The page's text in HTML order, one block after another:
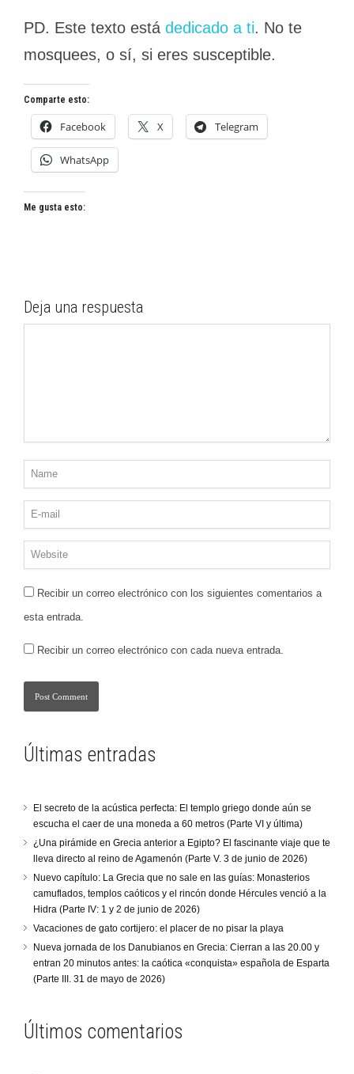
PD. Este texto está dedicado a ti. No te
mosquees, o sí, si eres susceptible.
Comparte esto:
Facebook X Telegram
WhatsApp
Me gusta esto:
Deja una respuesta
Recibir un correo electrónico con los siguientes comentarios a
esta entrada.
Recibir un correo electrónico con cada nueva entrada.
Últimas entradas
El secreto de la acústica perfecta: El templo griego donde aún se
escucha el caer de una moneda a 60 metros (Parte VI y última)
¿Una pirámide en Grecia anterior a Egipto? El fascinante viaje que te
lleva directo al reino de Agamenón (Parte V. 3 de junio de 2026)
Nuevo capítulo: La Grecia que no sale en las guías: Monasterios
camuflados, templos caóticos y el rincón donde Hércules venció a la
Hidra (Parte IV: 1 y 2 de junio de 2026)
Vacaciones de gato cortijero: el placer de no pisar la playa
Nueva jornada de los Danubianos en Grecia: Cierran a las 20.00 y
entran 20 minutos antes: la caótica «conquista» española de Esparta
(Parte III. 31 de mayo de 2026)
Últimos comentarios